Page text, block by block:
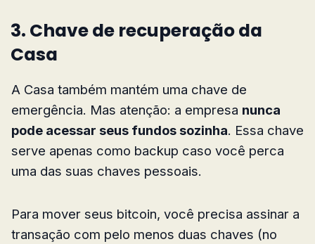
3. Chave de recuperação da
Casa
A Casa também mantém uma chave de
emergência. Mas atenção: a empresa nunca
pode acessar seus fundos sozinha. Essa chave
serve apenas como backup caso você perca
uma das suas chaves pessoais.
Para mover seus bitcoin, você precisa assinar a
transação com pelo menos duas chaves (no